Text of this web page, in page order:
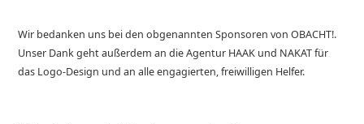
Wir bedanken uns bei den obgenannten Sponsoren von OBACHT!.
Unser Dank geht außerdem an die Agentur HAAK und NAKAT für
das Logo-Design und an alle engagierten, freiwilligen Helfer.